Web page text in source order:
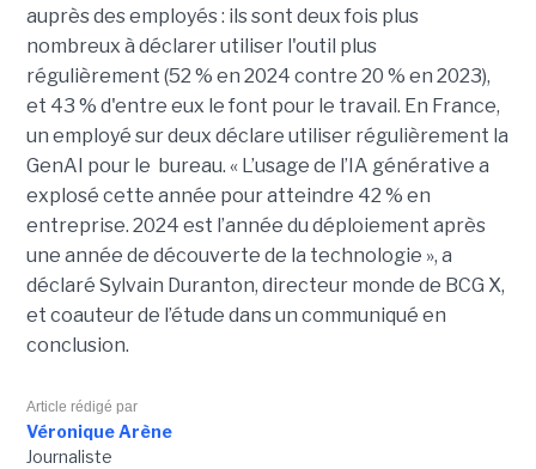
auprès des employés : ils sont deux fois plus
nombreux à déclarer utiliser l'outil plus
régulièrement (52 % en 2024 contre 20 % en 2023),
et 43 % d'entre eux le font pour le travail. En France,
un employé sur deux déclare utiliser régulièrement la
GenAI pour le bureau. « L’usage de l’IA générative a
explosé cette année pour atteindre 42 % en
entreprise. 2024 est l’année du déploiement après
une année de découverte de la technologie », a
déclaré Sylvain Duranton, directeur monde de BCG X,
et coauteur de l’étude dans un communiqué en
conclusion.
Article rédigé par
Véronique Arène
Journaliste